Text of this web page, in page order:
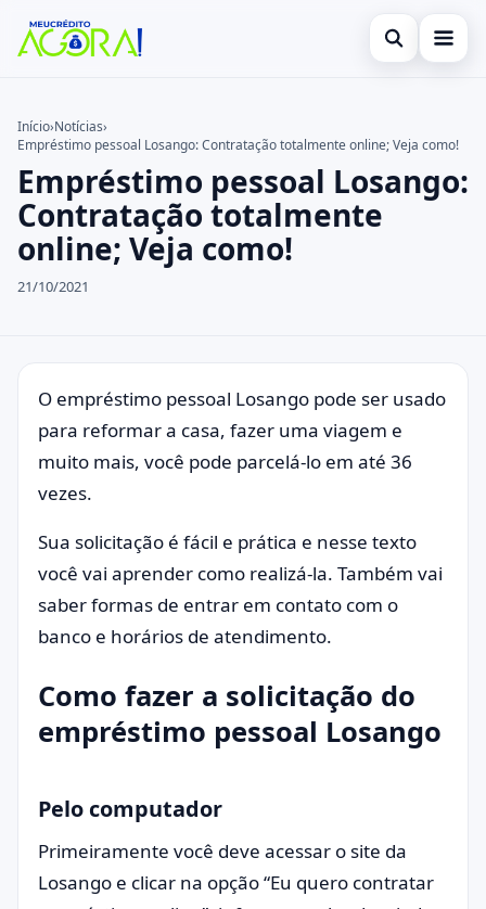
Abrir busca
Cartão de Crédito
Empréstimo
Finanças
Legal
Buscar no site
Buscar por:
Pressione Enter para buscar ou ESC para fechar.
Início›Notícias›
Empréstimo pessoal Losango: Contratação totalmente online; Veja como!
Empréstimo pessoal Losango:
Contratação totalmente
online; Veja como!
21/10/2021
O empréstimo pessoal Losango pode ser usado
para reformar a casa, fazer uma viagem e
muito mais, você pode parcelá-lo em até 36
vezes.
Sua solicitação é fácil e prática e nesse texto
você vai aprender como realizá-la. Também vai
saber formas de entrar em contato com o
banco e horários de atendimento.
Como fazer a solicitação do
empréstimo pessoal Losango
Pelo computador
Primeiramente você deve acessar o site da
Losango e clicar na opção “Eu quero contratar